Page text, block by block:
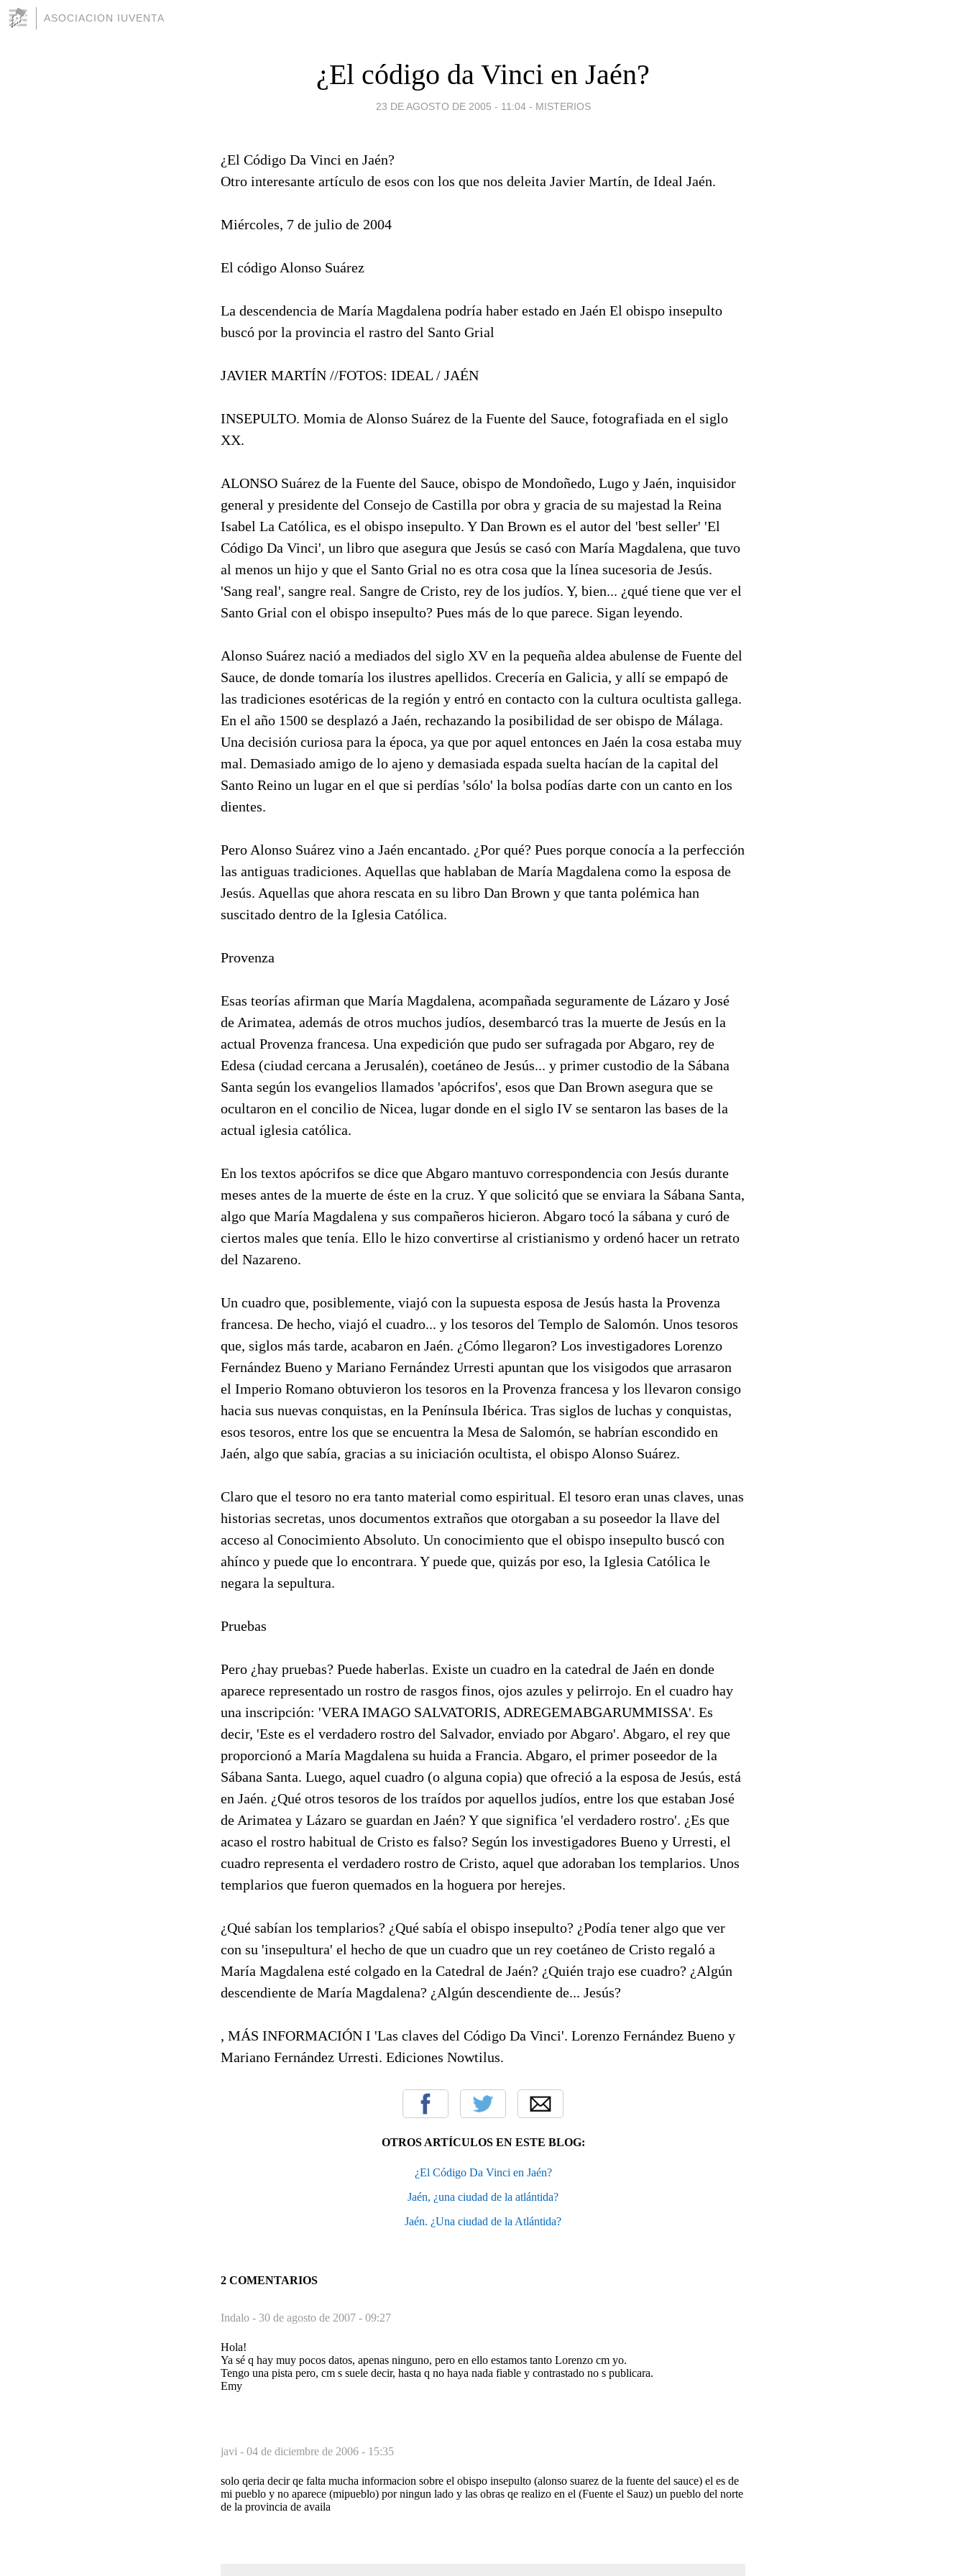
ASOCIACION IUVENTA
¿El código da Vinci en Jaén?
23 DE AGOSTO DE 2005 - 11:04 - MISTERIOS
¿El Código Da Vinci en Jaén?
Otro interesante artículo de esos con los que nos deleita Javier Martín, de Ideal Jaén.
Miércoles, 7 de julio de 2004
El código Alonso Suárez
La descendencia de María Magdalena podría haber estado en Jaén El obispo insepulto
buscó por la provincia el rastro del Santo Grial
JAVIER MARTÍN //FOTOS: IDEAL / JAÉN
INSEPULTO. Momia de Alonso Suárez de la Fuente del Sauce, fotografiada en el siglo
XX.
ALONSO Suárez de la Fuente del Sauce, obispo de Mondoñedo, Lugo y Jaén, inquisidor
general y presidente del Consejo de Castilla por obra y gracia de su majestad la Reina
Isabel La Católica, es el obispo insepulto. Y Dan Brown es el autor del 'best seller' 'El
Código Da Vinci', un libro que asegura que Jesús se casó con María Magdalena, que tuvo
al menos un hijo y que el Santo Grial no es otra cosa que la línea sucesoria de Jesús.
'Sang real', sangre real. Sangre de Cristo, rey de los judíos. Y, bien... ¿qué tiene que ver el
Santo Grial con el obispo insepulto? Pues más de lo que parece. Sigan leyendo.
Alonso Suárez nació a mediados del siglo XV en la pequeña aldea abulense de Fuente del
Sauce, de donde tomaría los ilustres apellidos. Crecería en Galicia, y allí se empapó de
las tradiciones esotéricas de la región y entró en contacto con la cultura ocultista gallega.
En el año 1500 se desplazó a Jaén, rechazando la posibilidad de ser obispo de Málaga.
Una decisión curiosa para la época, ya que por aquel entonces en Jaén la cosa estaba muy
mal. Demasiado amigo de lo ajeno y demasiada espada suelta hacían de la capital del
Santo Reino un lugar en el que si perdías 'sólo' la bolsa podías darte con un canto en los
dientes.
Pero Alonso Suárez vino a Jaén encantado. ¿Por qué? Pues porque conocía a la perfección
las antiguas tradiciones. Aquellas que hablaban de María Magdalena como la esposa de
Jesús. Aquellas que ahora rescata en su libro Dan Brown y que tanta polémica han
suscitado dentro de la Iglesia Católica.
Provenza
Esas teorías afirman que María Magdalena, acompañada seguramente de Lázaro y José
de Arimatea, además de otros muchos judíos, desembarcó tras la muerte de Jesús en la
actual Provenza francesa. Una expedición que pudo ser sufragada por Abgaro, rey de
Edesa (ciudad cercana a Jerusalén), coetáneo de Jesús... y primer custodio de la Sábana
Santa según los evangelios llamados 'apócrifos', esos que Dan Brown asegura que se
ocultaron en el concilio de Nicea, lugar donde en el siglo IV se sentaron las bases de la
actual iglesia católica.
En los textos apócrifos se dice que Abgaro mantuvo correspondencia con Jesús durante
meses antes de la muerte de éste en la cruz. Y que solicitó que se enviara la Sábana Santa,
algo que María Magdalena y sus compañeros hicieron. Abgaro tocó la sábana y curó de
ciertos males que tenía. Ello le hizo convertirse al cristianismo y ordenó hacer un retrato
del Nazareno.
Un cuadro que, posiblemente, viajó con la supuesta esposa de Jesús hasta la Provenza
francesa. De hecho, viajó el cuadro... y los tesoros del Templo de Salomón. Unos tesoros
que, siglos más tarde, acabaron en Jaén. ¿Cómo llegaron? Los investigadores Lorenzo
Fernández Bueno y Mariano Fernández Urresti apuntan que los visigodos que arrasaron
el Imperio Romano obtuvieron los tesoros en la Provenza francesa y los llevaron consigo
hacia sus nuevas conquistas, en la Península Ibérica. Tras siglos de luchas y conquistas,
esos tesoros, entre los que se encuentra la Mesa de Salomón, se habrían escondido en
Jaén, algo que sabía, gracias a su iniciación ocultista, el obispo Alonso Suárez.
Claro que el tesoro no era tanto material como espiritual. El tesoro eran unas claves, unas
historias secretas, unos documentos extraños que otorgaban a su poseedor la llave del
acceso al Conocimiento Absoluto. Un conocimiento que el obispo insepulto buscó con
ahínco y puede que lo encontrara. Y puede que, quizás por eso, la Iglesia Católica le
negara la sepultura.
Pruebas
Pero ¿hay pruebas? Puede haberlas. Existe un cuadro en la catedral de Jaén en donde
aparece representado un rostro de rasgos finos, ojos azules y pelirrojo. En el cuadro hay
una inscripción: 'VERA IMAGO SALVATORIS, ADREGEMABGARUMMISSA'. Es
decir, 'Este es el verdadero rostro del Salvador, enviado por Abgaro'. Abgaro, el rey que
proporcionó a María Magdalena su huida a Francia. Abgaro, el primer poseedor de la
Sábana Santa. Luego, aquel cuadro (o alguna copia) que ofreció a la esposa de Jesús, está
en Jaén. ¿Qué otros tesoros de los traídos por aquellos judíos, entre los que estaban José
de Arimatea y Lázaro se guardan en Jaén? Y que significa 'el verdadero rostro'. ¿Es que
acaso el rostro habitual de Cristo es falso? Según los investigadores Bueno y Urresti, el
cuadro representa el verdadero rostro de Cristo, aquel que adoraban los templarios. Unos
templarios que fueron quemados en la hoguera por herejes.
¿Qué sabían los templarios? ¿Qué sabía el obispo insepulto? ¿Podía tener algo que ver
con su 'insepultura' el hecho de que un cuadro que un rey coetáneo de Cristo regaló a
María Magdalena esté colgado en la Catedral de Jaén? ¿Quién trajo ese cuadro? ¿Algún
descendiente de María Magdalena? ¿Algún descendiente de... Jesús?
, MÁS INFORMACIÓN I 'Las claves del Código Da Vinci'. Lorenzo Fernández Bueno y
Mariano Fernández Urresti. Ediciones Nowtilus.
OTROS ARTÍCULOS EN ESTE BLOG:
¿El Código Da Vinci en Jaén?
Jaén, ¿una ciudad de la atlántida?
Jaén. ¿Una ciudad de la Atlántida?
2 COMENTARIOS
Indalo - 30 de agosto de 2007 - 09:27
Hola!
Ya sé q hay muy pocos datos, apenas ninguno, pero en ello estamos tanto Lorenzo cm yo.
Tengo una pista pero, cm s suele decir, hasta q no haya nada fiable y contrastado no s publicara.
Emy
javi - 04 de diciembre de 2006 - 15:35
solo qeria decir qe falta mucha informacion sobre el obispo insepulto (alonso suarez de la fuente del sauce) el es de
mi pueblo y no aparece (mipueblo) por ningun lado y las obras qe realizo en el (Fuente el Sauz) un pueblo del norte
de la provincia de availa